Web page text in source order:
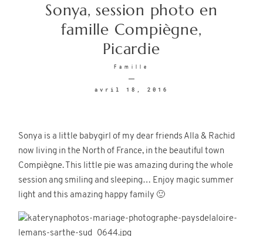
Sonya, session photo en
famille Compiègne,
Picardie
Famille
avril 18, 2016
Sonya is a little babygirl of my dear friends Alla & Rachid
now living in the North of France, in the beautiful town
Compiègne. This little pie was amazing during the whole
session ang smiling and sleeping… Enjoy magic summer
light and this amazing happy family 🙂
Contact
©2026 COPYRIGHT KATERYNA
PHOTOS